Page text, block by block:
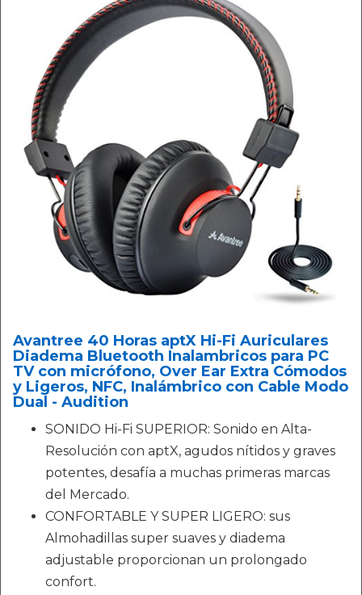
Avantree 40 Horas aptX Hi-Fi Auriculares
Diadema Bluetooth Inalambricos para PC
TV con micrófono, Over Ear Extra Cómodos
y Ligeros, NFC, Inalámbrico con Cable Modo
Dual - Audition
SONIDO Hi-Fi SUPERIOR: Sonido en Alta-
Resolución con aptX, agudos nítidos y graves
potentes, desafía a muchas primeras marcas
del Mercado.
CONFORTABLE Y SUPER LIGERO: sus
Almohadillas super suaves y diadema
adjustable proporcionan un prolongado
confort.